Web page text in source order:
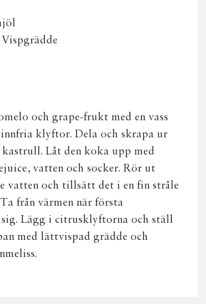
och grape-frukt med en vass
klyftor. Dela och skrapa ur
Låt den koka upp med
vatten och socker. Rör ut
vatten och tillsätt det i en fin stråle
från värmen när första
Lägg i citrusklyftorna och ställ
med lättvispad grädde och